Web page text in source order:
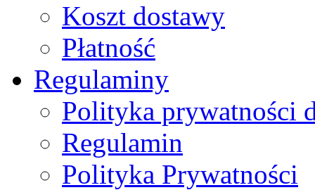
Koszt dostawy
Płatność
Regulaminy
Polityka prywatności
Regulamin
Polityka Prywatności